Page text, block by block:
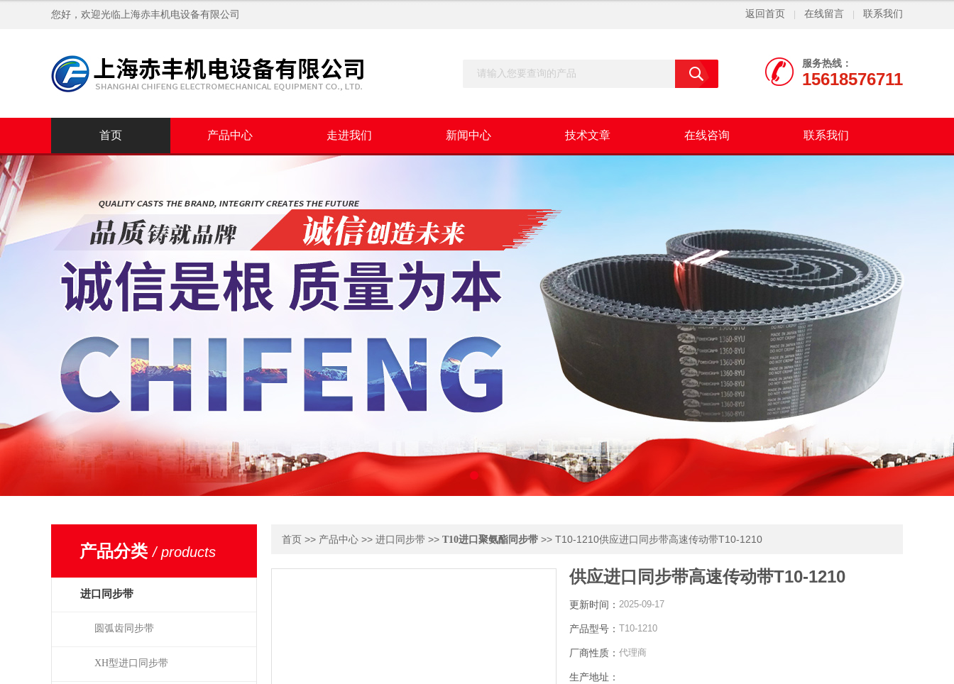
您好，欢迎光临上海赤丰机电设备有限公司 返回首页 在线留言 联系我们
服务热线：
15618576711
首页 产品中心 走进我们 新闻中心 技术文章 在线咨询 联系我们
产品分类/ products
进口同步带
圆弧齿同步带
XH型进口同步带
首页 >> 产品中心 >> 进口同步带 >> T10进口聚氨酯同步带 >> T10-1210供应进口同步带高速传动带T10-1210
供应进口同步带高速传动带T10-1210
更新时间： 2025-09-17
产品型号： T10-1210
厂商性质： 代理商
生产地址：